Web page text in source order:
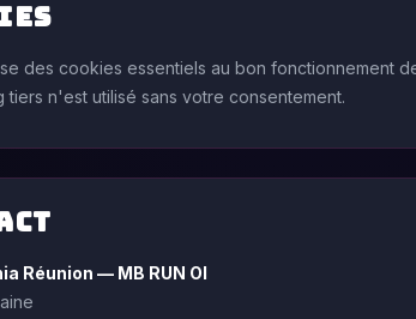
des cookies essentiels au bon fonctionnement
tiers n'est utilisé sans votre consentement.
Réunion — MB RUN OI